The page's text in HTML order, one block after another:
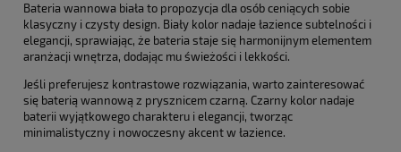
Bateria wannowa biała to propozycja dla osób ceniących sobie
klasyczny i czysty design. Biały kolor nadaje łazience subtelności i
elegancji, sprawiając, że bateria staje się harmonijnym elementem
aranżacji wnętrza, dodając mu świeżości i lekkości.
Jeśli preferujesz kontrastowe rozwiązania, warto zainteresować
się baterią wannową z prysznicem czarną. Czarny kolor nadaje
baterii wyjątkowego charakteru i elegancji, tworząc
minimalistyczny i nowoczesny akcent w łazience.